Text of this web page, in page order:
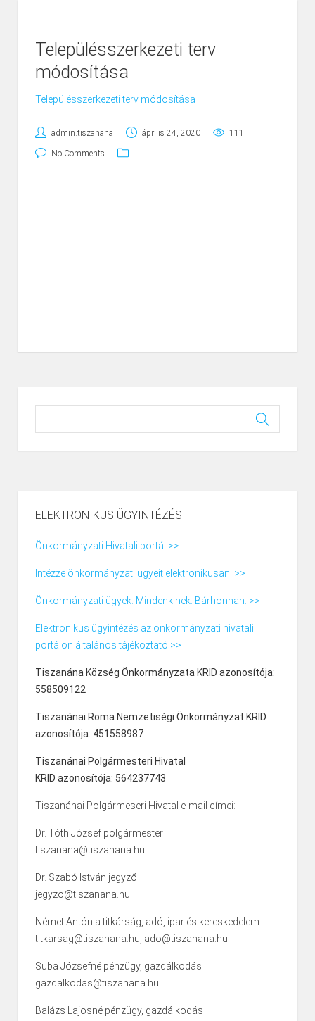
Településszerkezeti terv
módosítása
Településszerkezeti terv módosítása
admin.tiszanana április 24, 2020 111
No Comments
ELEKTRONIKUS ÜGYINTÉZÉS
Önkormányzati Hivatali portál >>
Intézze önkormányzati ügyeit elektronikusan! >>
Önkormányzati ügyek. Mindenkinek. Bárhonnan. >>
Elektronikus ügyintézés az önkormányzati hivatali
portálon általános tájékoztató >>
Tiszanána Község Önkormányzata KRID azonosítója:
558509122
Tiszanánai Roma Nemzetiségi Önkormányzat KRID
azonosítója: 451558987
Tiszanánai Polgármesteri Hivatal
KRID azonosítója: 564237743
Tiszanánai Polgármeseri Hivatal e-mail címei:
Dr. Tóth József polgármester
tiszanana@tiszanana.hu
Dr. Szabó István jegyző
jegyzo@tiszanana.hu
Német Antónia titkárság, adó, ipar és kereskedelem
titkarsag@tiszanana.hu, ado@tiszanana.hu
Suba Józsefné pénzügy, gazdálkodás
gazdalkodas@tiszanana.hu
Balázs Lajosné pénzügy, gazdálkodás